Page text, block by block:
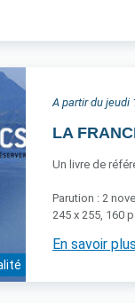
A partir du jeudi
LA
Un livre de
Parution : 2
245 x 255, 160
En savoir plus